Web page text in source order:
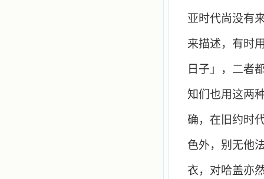
亚时代尚没有
来描述，有时
日子」，二者
知们也用这两
确，在旧约时
色外，别无他
衣，对哈盖亦